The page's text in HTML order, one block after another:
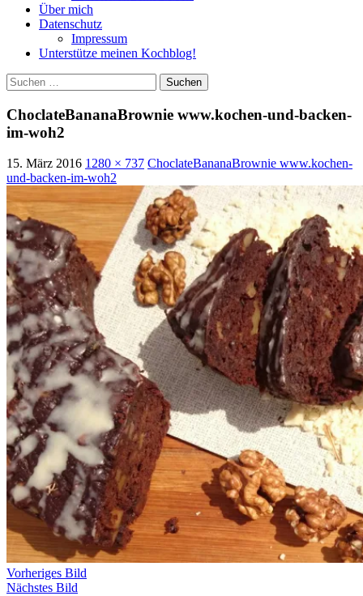
Über mich
Datenschutz
Impressum
Unterstütze meinen Kochblog!
Suchen
nach:
ChoclateBananaBrownie www.kochen-und-backen-
im-woh2
15. März 2016 1280 × 737 ChoclateBananaBrownie www.kochen-
und-backen-im-woh2
Vorheriges Bild
Nächstes Bild